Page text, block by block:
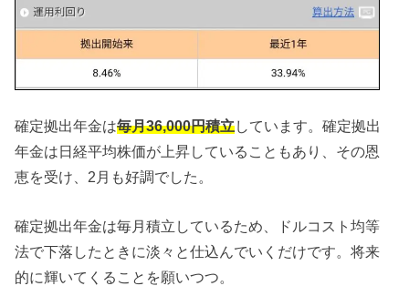
確定拠出年金は毎月36,000円積立しています。確定拠出
年金は日経平均株価が上昇していることもあり、その恩
恵を受け、2月も好調でした。
確定拠出年金は毎月積立しているため、ドルコスト均等
法で下落したときに淡々と仕込んでいくだけです。将来
的に輝いてくることを願いつつ。